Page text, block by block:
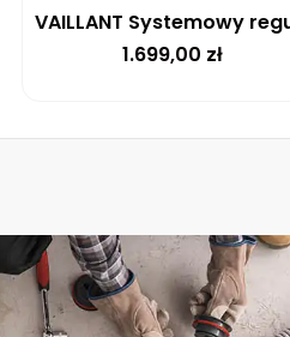
1.699,00 zł